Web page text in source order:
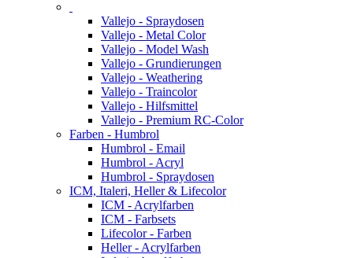
Vallejo - Spraydosen
Vallejo - Metal Color
Vallejo - Model Wash
Vallejo - Grundierungen
Vallejo - Weathering
Vallejo - Traincolor
Vallejo - Hilfsmittel
Vallejo - Premium RC-Color
Farben - Humbrol
Humbrol - Email
Humbrol - Acryl
Humbrol - Spraydosen
ICM, Italeri, Heller & Lifecolor
ICM - Acrylfarben
ICM - Farbsets
Lifecolor - Farben
Heller - Acrylfarben